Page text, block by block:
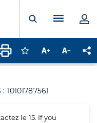
Ouvrir laMenu
Connectez-vous
Augmenter la
10101787561
le 15. If you